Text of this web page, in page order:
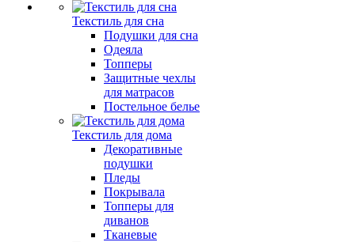
Текстиль для сна
Подушки для сна
Одеяла
Топперы
Защитные чехлы
для матрасов
Постельное белье
Текстиль для дома
Декоративные
подушки
Пледы
Покрывала
Топперы для
диванов
Тканевые